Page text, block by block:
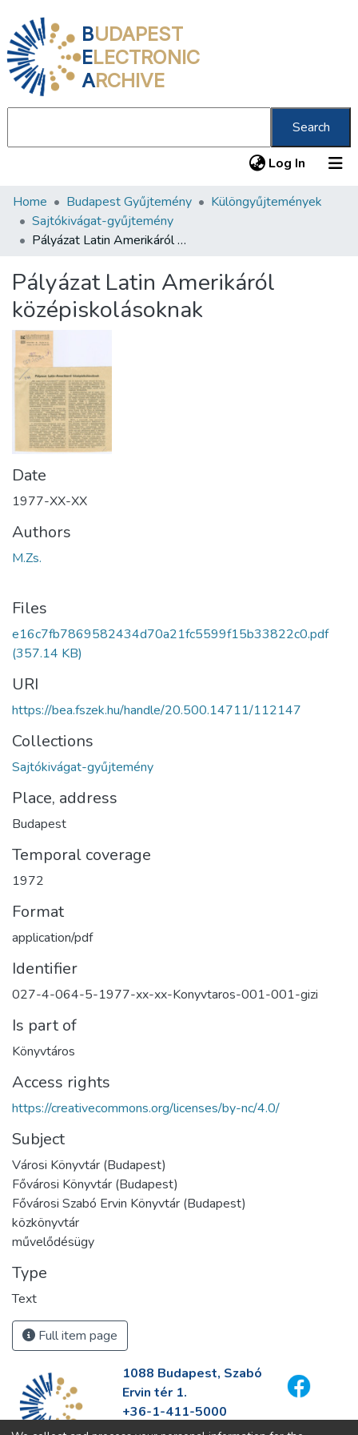
BUDAPEST
ELECTRONIC
ARCHIVE
Search
Log In (current)
Communities & Collections
All of DSpace
About us
Home Budapest Gyűjtemény
Különgyűjtemények
Sajtókivágat-gyűjtemény
Pályázat Latin Amerikáról középiskolásoknak
Pályázat Latin Amerikáról
középiskolásoknak
Date
1977-XX-XX
Authors
M.Zs.
Files
e16c7fb7869582434d70a21fc5599f15b33822c0.pdf
(357.14 KB)
URI
https://bea.fszek.hu/handle/20.500.14711/112147
Collections
Sajtókivágat-gyűjtemény
Place, address
Budapest
Temporal coverage
1972
Format
application/pdf
Identifier
027-4-064-5-1977-xx-xx-Konyvtaros-001-001-gizi
Is part of
Könyvtáros
Access rights
https://creativecommons.org/licenses/by-nc/4.0/
Subject
Városi Könyvtár (Budapest)
Fővárosi Könyvtár (Budapest)
Fővárosi Szabó Ervin Könyvtár (Budapest)
közkönyvtár
művelődésügy
Type
Text
Full item page
1088 Budapest, Szabó
Ervin tér 1.
+36-1-411-5000
info@fszek.hu